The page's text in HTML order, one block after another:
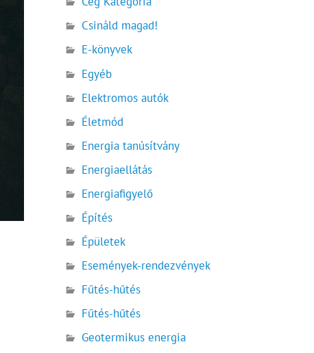
Csináld magad!
E-könyvek
Egyéb
Elektromos autók
Életmód
Energia tanúsítvány
Energiaellátás
Energiafigyelő
Építés
Épületek
Események-rendezvények
Fűtés-hűtés
Fűtés-hűtés
Geotermikus energia